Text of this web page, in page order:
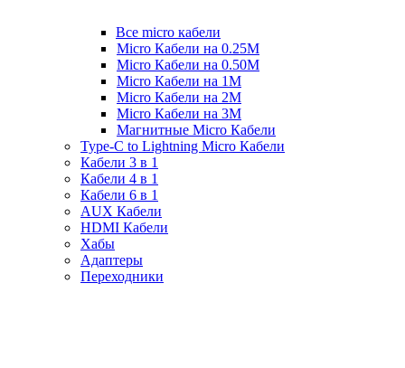
Все micro кабели
Micro Кабели на 0.25М
Micro Кабели на 0.50М
Micro Кабели на 1М
Micro Кабели на 2М
Micro Кабели на 3М
Магнитные Micro Кабели
Type-C to Lightning Micro Кабели
Кабели 3 в 1
Кабели 4 в 1
Кабели 6 в 1
AUX Кабели
HDMI Кабели
Хабы
Адаптеры
Переходники